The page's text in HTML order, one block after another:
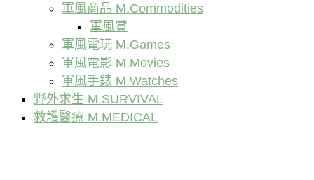
軍風商品 M.Commodities
軍風賞
軍風電玩 M.Games
軍風電影 M.Movies
軍風手錶 M.Watches
野外求生 M.SURVIVAL
救護醫療 M.MEDICAL